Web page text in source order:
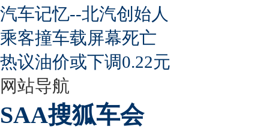
汽车记忆--北汽创始人
乘客撞车载屏幕死亡
热议油价或下调0.22元
网站导航
SAA搜狐车会